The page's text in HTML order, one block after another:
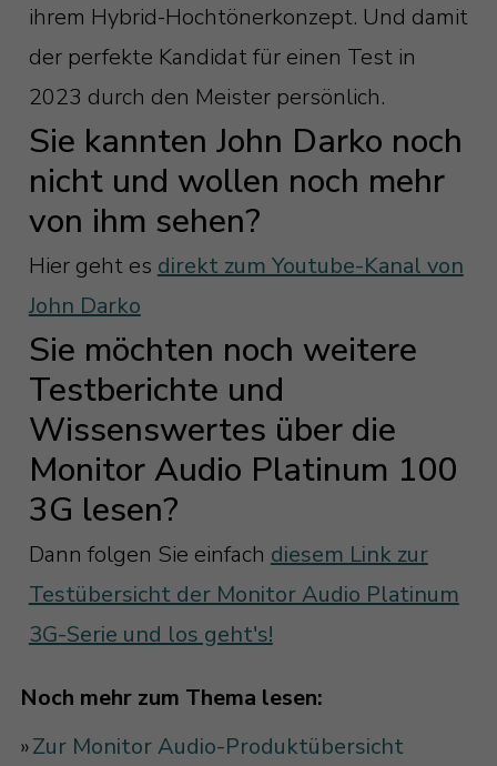
ihrem Hybrid-Hochtönerkonzept. Und damit
der perfekte Kandidat für einen Test in
2023 durch den Meister persönlich.
Sie kannten John Darko noch
nicht und wollen noch mehr
von ihm sehen?
Hier geht es direkt zum Youtube-Kanal von
John Darko
Sie möchten noch weitere
Testberichte und
Wissenswertes über die
Monitor Audio Platinum 100
3G lesen?
Dann folgen Sie einfach diesem Link zur
Testübersicht der Monitor Audio Platinum
3G-Serie und los geht's!
Noch mehr zum Thema lesen:
»Zur Monitor Audio-Produktübersicht